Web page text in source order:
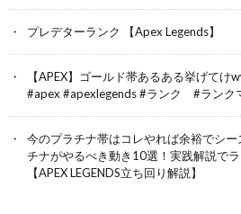
プレデターランク 【Apex Legends】
【APEX】ゴールド帯あるある挙げて
#apex #apexlegends #ランク #ランク
今のプラチナ帯はコレやれば余裕でシ
チナがやるべき動き10選！実践解説で
【APEX LEGENDS立ち回り解説】